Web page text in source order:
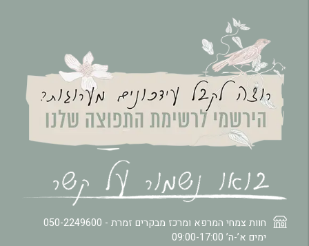
חוות צמחי המרפא ומרכז מבקרים זמרת - 050-2249600
ימים א’-ה’ 09:00-17:00